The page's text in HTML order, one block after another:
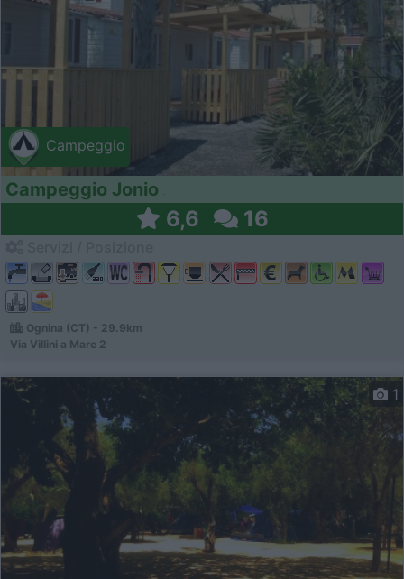
Campeggio
Campeggio Jonio
6,6 16
Ognina (CT) - 29.9km
Via Villini a Mare 2
1